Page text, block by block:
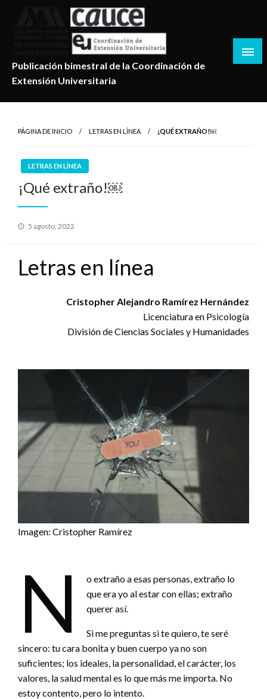
Publicación bimestral de la Coordinación de
Extensión Universitaria
PÁGINA DE INICIO LETRAS EN LÍNEA ¡QUÉ EXTRAÑO!￼
LETRAS EN LÍNEA
¡Qué extraño!￼
Publicado
5 agosto, 2022
Letras en línea
Cristopher Alejandro Ramírez Hernández
Licenciatura en Psicología
División de Ciencias Sociales y Humanidades
Imagen: Cristopher Ramírez
N
o extraño a esas personas, extraño lo
que era yo al estar con ellas; extraño
querer así.
Si me preguntas si te quiero, te seré
sincero: tu cara bonita y buen cuerpo ya no son
suficientes; los ideales, la personalidad, el carácter, los
valores, la salud mental es lo que más me importa. No
estoy contento, pero lo intento.